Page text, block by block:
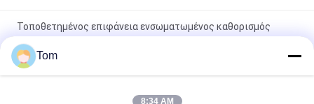
Τοποθετημένος επιφάνεια ενσωματωμένος καθορισμός
τμημάτων ανελκυστήρων ανελκυστήρων επιβατών
Αεροδρόμιο Φανάρι Ανελκυστήρας Cop Lop Γκρίζο Χρώμα
Tom
8:34 AM